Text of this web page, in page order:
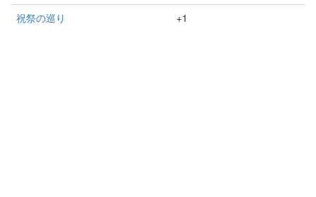
祝祭の巡り
+1